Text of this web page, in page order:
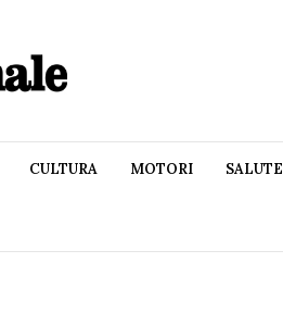
CULTURA MOTORI SALUTE